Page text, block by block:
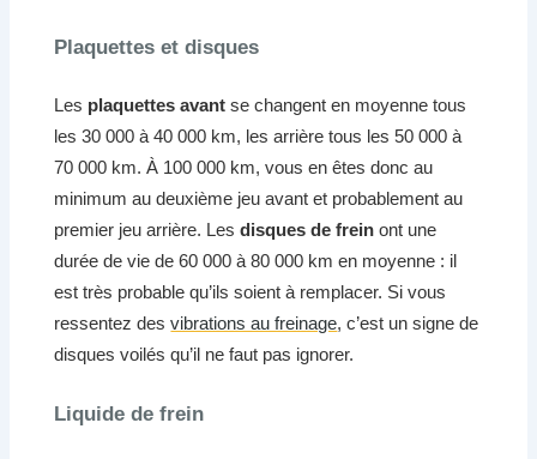
Plaquettes et disques
Les plaquettes avant se changent en moyenne tous
les 30 000 à 40 000 km, les arrière tous les 50 000 à
70 000 km. À 100 000 km, vous en êtes donc au
minimum au deuxième jeu avant et probablement au
premier jeu arrière. Lesdisques de frein ont une
durée de vie de 60 000 à 80 000 km en moyenne : il
est très probable qu’ils soient à remplacer. Si vous
ressentez desvibrations au freinage, c’est un signe de
disques voilés qu’il ne faut pas ignorer.
Liquide de frein